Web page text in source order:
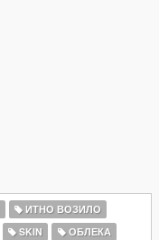
ИТНО ВОЗИЛО
SKIN
ОБЛЕКА